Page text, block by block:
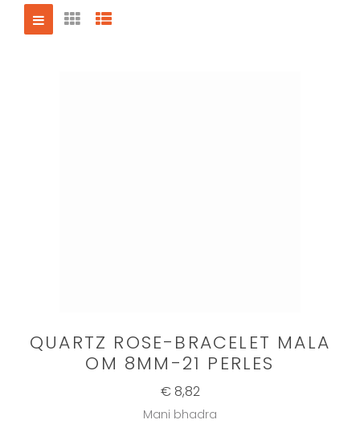
QUARTZ ROSE-BRACELET MALA
OM 8MM-21 PERLES
€ 8,82
Mani bhadra